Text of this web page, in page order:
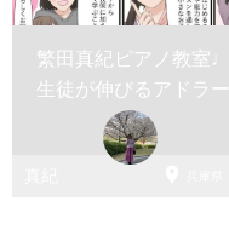
繁田真紀ピアノ教室♩
生徒が伸びるアドラー
ピアノレッスン♩イベ